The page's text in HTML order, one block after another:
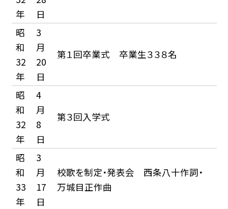
年
日
昭
和
32
年
3
月
20
日
第１回卒業式 卒業生３３８名
昭
和
32
年
4
月
8
日
第３回入学式
昭
和
33
年
3
月
17
日
校歌を制定・発表会 西条八十作詞・
万城目正作曲